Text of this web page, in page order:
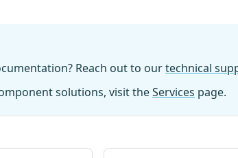
Reach out to ourtechnical
solutions, visit theServices page.